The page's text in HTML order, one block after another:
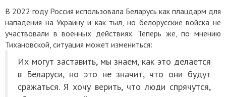
В 2022 году Россия использовала Беларусь как плацдарм для
нападения на Украину и как тыл, но белорусские войска не
участвовали в военных действиях. Теперь же, по мнению
Тихановской, ситуация может измениться:
Их могут заставить, мы знаем, как это делается
в Беларуси, но это не значит, что они будут
сражаться. Я хочу верить, что люди спрячутся,